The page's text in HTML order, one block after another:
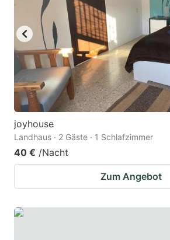
the
keyboard
shortcuts
for
changing
dates.
joyhouse
Landhaus · 2 Gäste · 1 Schlafzimmer
40 € /Nacht
Zum Angebot